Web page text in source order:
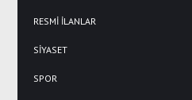
RESMİ İLANLAR
SİYASET
SPOR